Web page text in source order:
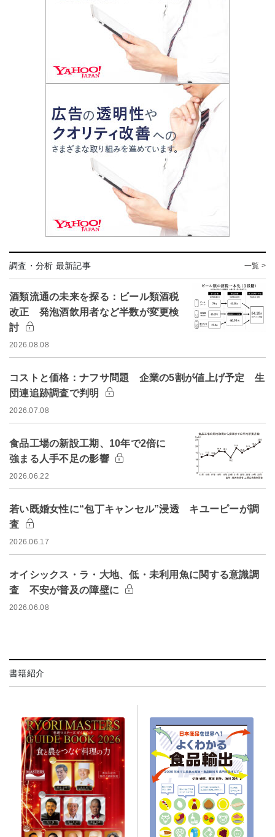
調査・分析 最新記事 一覧 >
酒類流通の未来を探る：ビール類酒税
改正 発泡酒飲用者など半数が変更検
討
2026.08.08
コストと価格：ナフサ問題 企業の5割が値上げ予定 生
団連追跡調査で判明
2026.07.08
食品工場の新設工期、10年で2倍に
強まる人手不足の影響
2026.06.22
若い既婚女性に“包丁キャンセル”浸透 キユーピーが調
査
2026.06.17
オイシックス・ラ・大地、低・未利用魚に関する意識調
査 不安が普及の障壁に
2026.06.08
書籍紹介